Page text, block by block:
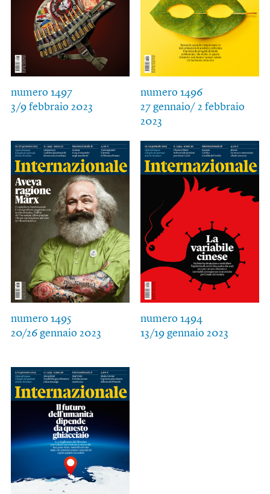
numero 1497
3/9 febbraio 2023
numero 1496
27 gennaio/ 2 febbraio
2023
numero 1495
20/26 gennaio 2023
numero 1494
13/19 gennaio 2023